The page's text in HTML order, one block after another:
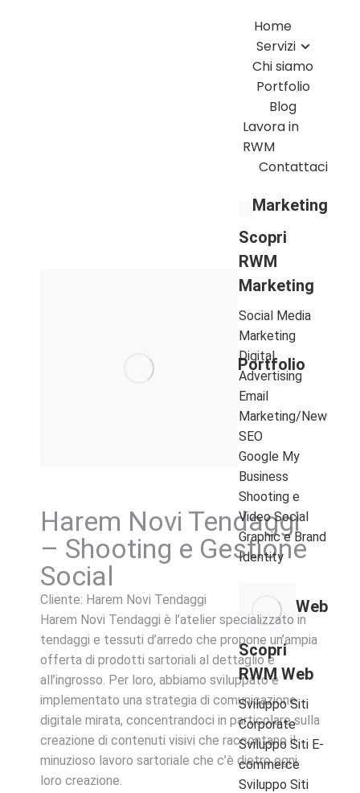
Home
Servizi
Marketing
Scopri
RWM
Marketing
Social Media
Marketing
Digital
Advertising
Email
Marketing/
SEO
Google My
Business
Shooting e
Video Social
Graphic e Brand
Identity
Web
Scopri
RWM Web
Sviluppo Siti
Corporate
Sviluppo Siti E-
commerce
Sviluppo Siti
Chi siamo
Portfolio
Blog
Lavora in
RWM
Contattaci
Portfolio
Harem Novi Tendaggi
– Shooting e Gestione
Social
Cliente: Harem Novi Tendaggi
Harem Novi Tendaggi è l’atelier specializzato in
tendaggi e tessuti d’arredo che propone un’ampia
offerta di prodotti sartoriali al dettaglio e
all’ingrosso. Per loro, abbiamo sviluppato e
implementato una strategia di comunicazione
digitale mirata, concentrandoci in particolare sulla
creazione di contenuti visivi che raccontano il
minuzioso lavoro sartoriale che c’è dietro ogni
loro creazione.